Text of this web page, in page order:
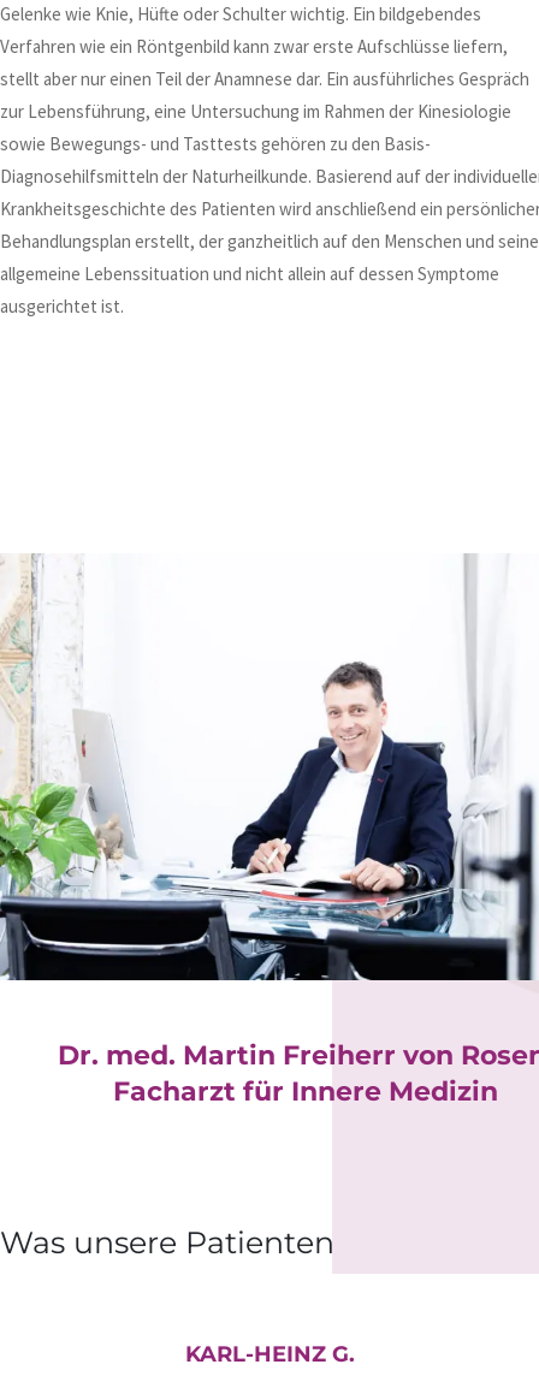
Gelenke wie Knie, Hüfte oder Schulter wichtig. Ein bildgebendes
Verfahren wie ein Röntgenbild kann zwar erste Aufschlüsse liefern,
stellt aber nur einen Teil der Anamnese dar. Ein ausführliches Gespräch
zur Lebensführung, eine Untersuchung im Rahmen der Kinesiologie
sowie Bewegungs- und Tasttests gehören zu den Basis-
Diagnosehilfsmitteln der Naturheilkunde. Basierend auf der
Krankheitsgeschichte des Patienten wird anschließend ein
Behandlungsplan erstellt, der ganzheitlich auf den Menschen und seine
allgemeine Lebenssituation und nicht allein auf dessen Symptome
ausgerichtet ist.
Dr. med. Martin Freiherr von
Facharzt für Innere Medizin
Was unsere Patienten sagen
KARL-HEINZ G.